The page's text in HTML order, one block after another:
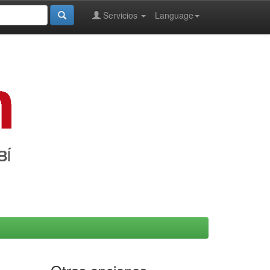
Language
Servicios